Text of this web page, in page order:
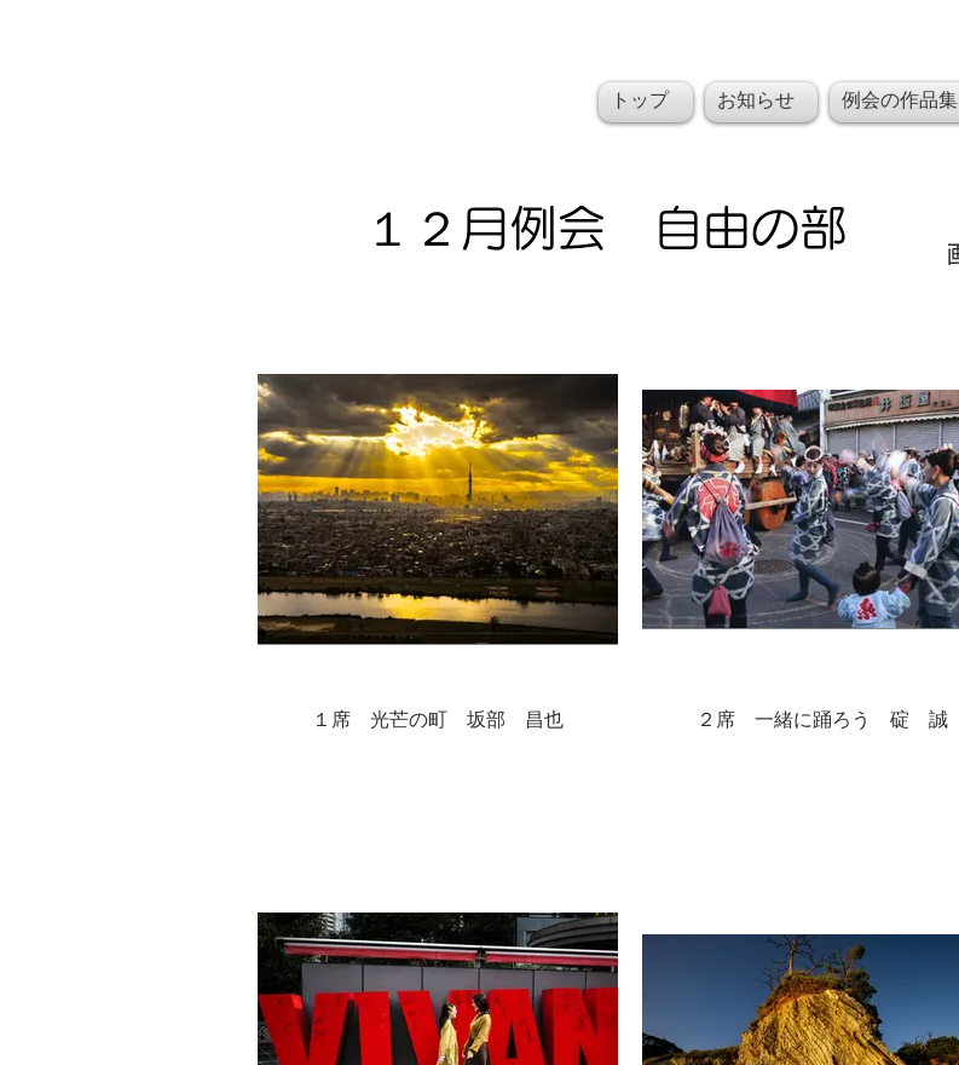
トップ お知らせ 例会の作品集
１２月例会 自由の部
１席 光芒の町 坂部 昌也 ２席 一緒に踊ろう 碇 誠